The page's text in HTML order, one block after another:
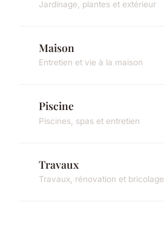
Jardinage, plantes et extérieur
Maison
Entretien et vie à la maison
Piscine
Piscines, spas et entretien
Travaux
Travaux, rénovation et bricolage